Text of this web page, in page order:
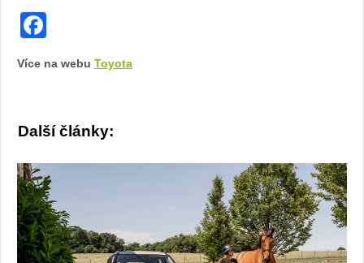
Více na webu Toyota
Další články: